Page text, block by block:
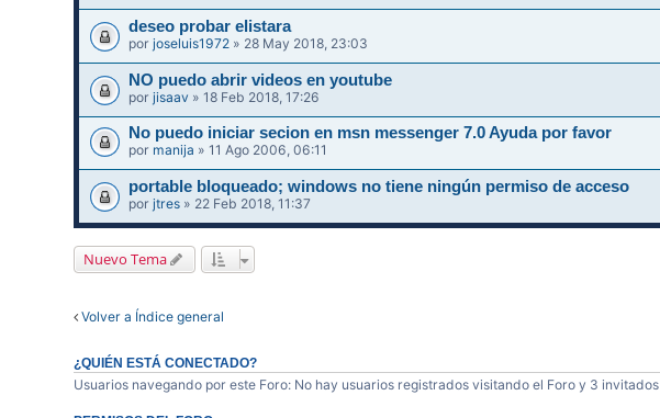
deseo probar elistara
porjoseluis1972 » 28 May 2018, 23:03
NO puedo abrir videos en youtube
porjisaav » 18 Feb 2018, 17:26
No puedo iniciar secion en msn messenger 7.0 Ayuda por favor
por manija » 11 Ago 2006, 06:11
portable bloqueado; windows no tiene ningún permiso de acceso
porjtres » 22 Feb 2018, 11:37
Nuevo Tema
Volver a Índice general
¿QUIÉN ESTÁ CONECTADO?
Usuarios navegando por este Foro: No hay usuarios registrados visitando el Foro y 3 invitados